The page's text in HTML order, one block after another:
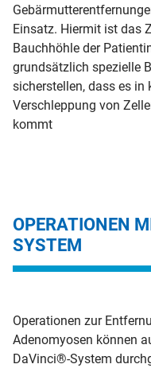
Einsatz. Hiermit ist das
Bauchhöhle der
grundsätzlich spezielle
sicherstellen, dass es in
Verschleppung von
kommt
OPERATIONEN
SYSTEM
Operationen zur
Adenomyosen können
DaVinci®-System